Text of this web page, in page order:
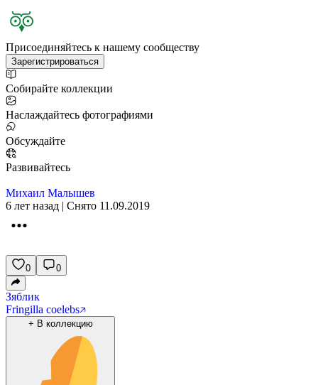
Присоединяйтесь к нашему сообществу
Зарегистрироваться
Собирайте коллекции
Наслаждайтесь фотографиями
Обсуждайте
Развивайтесь
Михаил Малышев
6 лет назад | Снято 11.09.2019
0 0
Зяблик
Fringilla coelebs
+ В коллекцию